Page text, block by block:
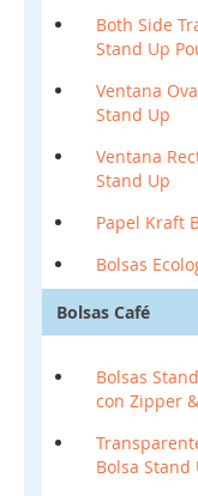
Both Side
Stand Up
Ventana
Stand Up
Ventana
Stand Up
Papel Kraft
Bolsas
Bolsas Café
Bolsas
con Zipper
Bolsa Stand